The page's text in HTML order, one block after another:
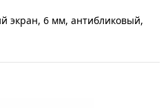
экран, 6 мм, антибликовый,